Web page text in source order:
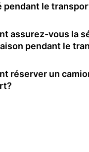
pendant le
assurez-vous la
pendant le
réserver un